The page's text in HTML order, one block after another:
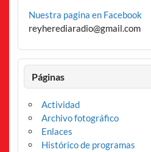
Nuestra pagina en Facebook
reyherediaradio@gmail.com
Páginas
Actividad
Archivo fotográfico
Enlaces
Histórico de programas